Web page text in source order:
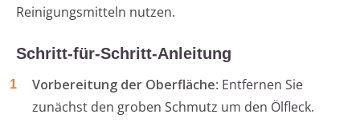
Reinigungsmitteln nutzen.
Schritt-für-Schritt-Anleitung
Vorbereitung der Oberfläche: Entfernen Sie
zunächst den groben Schmutz um den Ölfleck.